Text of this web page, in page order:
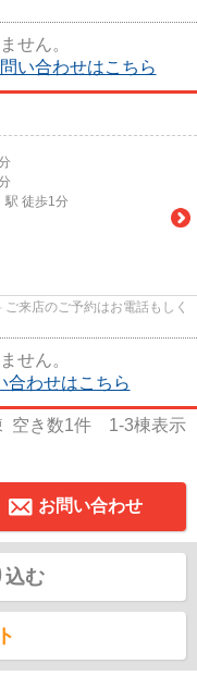
せん。
い合わせはこちら
駅 徒歩1分
来店のご予約はお電話もしく
せん。
合わせはこちら
空き数1件 1-3棟表示
お問い合わせ
込む